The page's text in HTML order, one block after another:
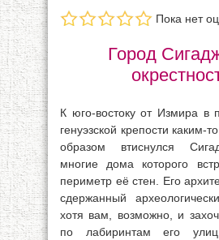
Пока нет
Город
К юго-востоку от Измира в
генуэзской крепости каким-
образом втиснулся
многие дома которого
периметр её стен. Его
сдержанный
хотя вам, возможно, и
по лабиринтам его